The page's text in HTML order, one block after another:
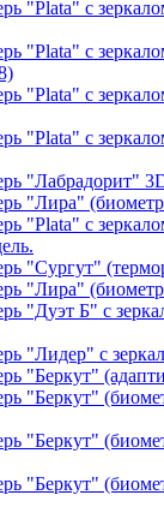
"Plata" с
"Plata" с
"Plata" с
"Plata" с
"Лабрадорит"
"Лира"
"Plata" с
"Сургут"
"Лира"
"Дуэт Б" с
"Лидер" с
"Беркут"
"Беркут"
"Беркут"
"Беркут"